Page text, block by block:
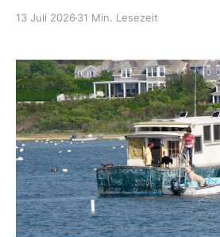
13 Juli 2026 31 Min. Lesezeit